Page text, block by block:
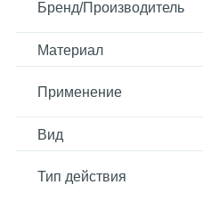
Бренд/Производитель
Материал
Применение
Вид
Тип действия